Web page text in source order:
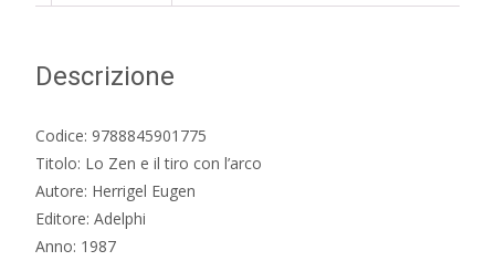
Descrizione
Codice: 9788845901775
Titolo: Lo Zen e il tiro con l’arco
Autore: Herrigel Eugen
Editore: Adelphi
Anno: 1987